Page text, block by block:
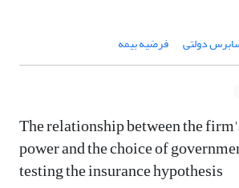
دولتی فرضیه بیمه
The relationship between the
power and the choice of
testing the insurance hypothesis